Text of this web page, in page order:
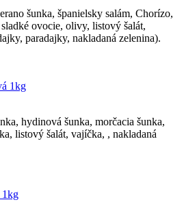
šunka, španielsky salám, Chorízo,
ovocie, olivy, listový šalát,
paradajky, nakladaná zelenina).
1kg
hydinová šunka, morčacia šunka,
listový šalát, vajíčka, , nakladaná
1kg